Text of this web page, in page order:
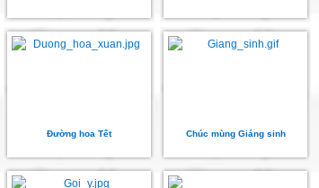
Đường hoa Tết Chúc mùng Giáng sinh